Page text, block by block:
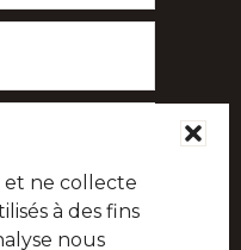
et ne collecte
à des fins
nous